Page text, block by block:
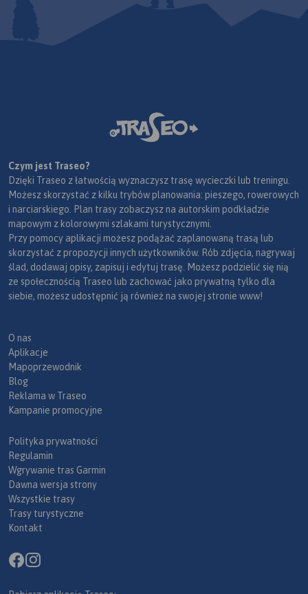
Czym jest Traseo?
Dzięki Traseo z łatwością wyznaczysz trasę wycieczki lub treningu.
Możesz skorzystać z kilku trybów planowania: pieszego, rowerowych
i narciarskiego. Plan trasy zobaczysz na autorskim podkładzie
mapowym z kolorowymi szlakami turystycznymi.
Przy pomocy aplikacji możesz podążać zaplanowaną trasą lub
skorzystać z propozycji innych użytkowników. Rób zdjęcia, nagrywaj
ślad, dodawaj opisy, zapisuj i edytuj trasę. Możesz podzielić się nią
ze społecznością Traseo lub zachować jako prywatną tylko dla
siebie, możesz udostępnić ją również na swojej stronie www!
O nas
Aplikacje
Mapoprzewodnik
Blog
Reklama w Traseo
Kampanie promocyjne
Polityka prywatności
Regulamin
Wgrywanie tras Garmin
Dawna wersja strony
Wszystkie trasy
Trasy turystyczne
Kontakt